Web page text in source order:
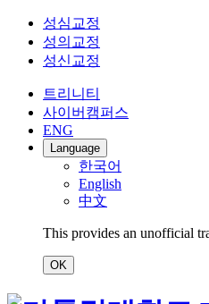
성심교정
성의교정
성신교정
트리니티
사이버캠퍼스
ENG
Language
한국어
English
中文
This provides an unofficial
OK